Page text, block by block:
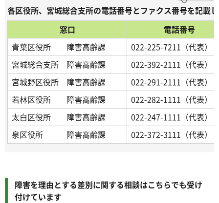
各区役所、宮城総合支所の電話番号とファクス番号を記載
窓口
電話番号
青葉区役所 障害高齢課
022-225-7211（代表）
宮城総合支所 障害高齢課
022-392-2111（代表）
宮城野区役所 障害高齢課
022-291-2111（代表）
若林区役所 障害高齢課
022-282-1111（代表）
太白区役所 障害高齢課
022-247-1111（代表）
泉区役所 障害高齢課
022-372-3111（代表）
障害を理由とする差別に関する相談はこちらでも受け
付けています